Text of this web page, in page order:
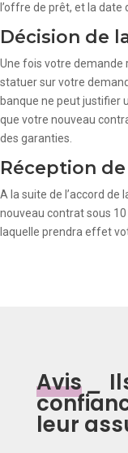
l’offre de prêt, et la date
Décision de
Une fois votre demande
statuer sur votre
banque ne peut justifier
que votre nouveau
des garanties.
Réception de
A la suite de l’accord de
nouveau contrat sous
laquelle prendra effet
Avis _
leur